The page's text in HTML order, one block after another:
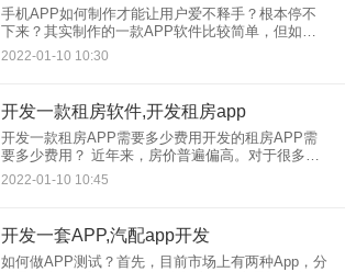
手机APP如何制作才能让用户爱不释手？根本停不
下来？其实制作的一款APP软件比较简单，但如果
你想要的是制作出来后用户放不下的APP软件，那
才是真正的问题。如果你想问APP软件开发怎么去
2022-01-10 10:30
开发一款租房软件,开发租房app
开发一款租房APP需要多少费用开发的租房APP需
要多少费用？ 近年来，房价普遍偏高。对于很多农
民工来说，买一套属于自己的房子是比较困难的，
租房成为了很多人的优选。传统上，人们需要一个
2022-01-10 10:45
开发一套APP,汽配app开发
如何做APP测试？首先，目前市场上有两种App，分